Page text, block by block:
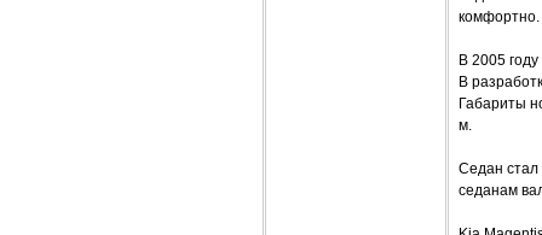
комфортно.
В 2005
В
Габариты
м.
Седан стал
седанам